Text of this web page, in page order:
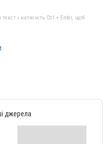
і натисніть Ctrl + Enter, щоб
джерела